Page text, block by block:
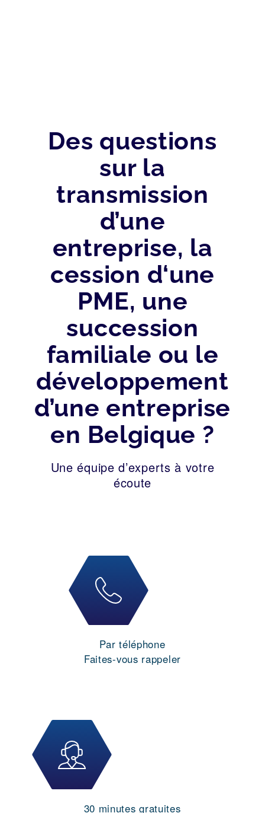
Des questions
sur la
transmission
d’une
entreprise, la
cession d‘une
PME, une
succession
familiale ou le
développement
d’une entreprise
en Belgique ?
Une équipe d’experts à votre
écoute
Par téléphone
Faites-vous rappeler
30 minutes gratuites